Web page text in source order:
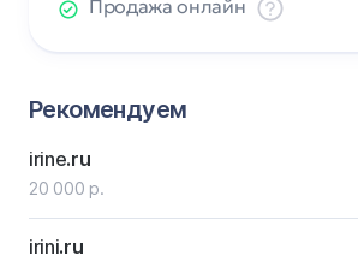
Продажа онлайн
Рекомендуем
irine.ru
20 000 р.
irini.ru